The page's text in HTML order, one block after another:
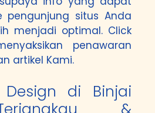
pengunjung situs Anda
menjadi optimal. Click
penawaran
artikel Kami.
di Binjai